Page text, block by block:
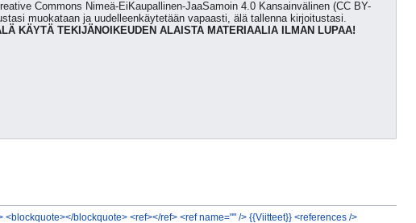
Commons Nimeä-EiKaupallinen-JaaSamoin 4.0 Kansainvälinen (CC BY-
muokataan ja uudelleenkäytetään vapaasti, älä tallenna kirjoitustasi.
KÄYTÄ TEKIJÄNOIKEUDEN ALAISTA MATERIAALIA ILMAN LUPAA!
<blockquote></blockquote> <ref></ref> <ref name="" /> {{Viitteet}} <references />